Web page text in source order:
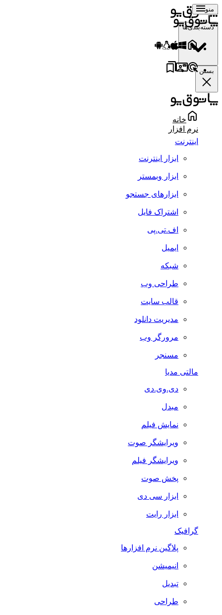
منو
دسته‌بندی‌ها
بستن
خانه
نرم افزار
اینترنت
ابزار اینترنت
ابزار وبمستر
ابزارهای جستجو
اشتراک فایل
اف.تی.پی
ایمیل
شبکه
طراحی وب
قالب سایت
مدیریت دانلود
مرورگر وب
مسنجر
مالتی مدیا
دی.وی.دی
مبدل
نمایش فیلم
ویرایشگر صوت
ویرایشگر فیلم
پخش صوت
ابزار سی دی
ابزار رایت
گرافیک
پلاگین نرم افزارها
انیمیشن
تبدیل
طراحی